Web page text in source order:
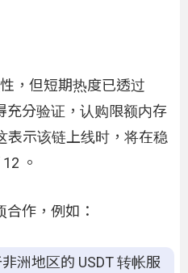
，但短期热度已透过
充分验证，认购限额内存
表示该链上线时，将在稳
。
作，例如：
洲地区的 USDT 转帐服